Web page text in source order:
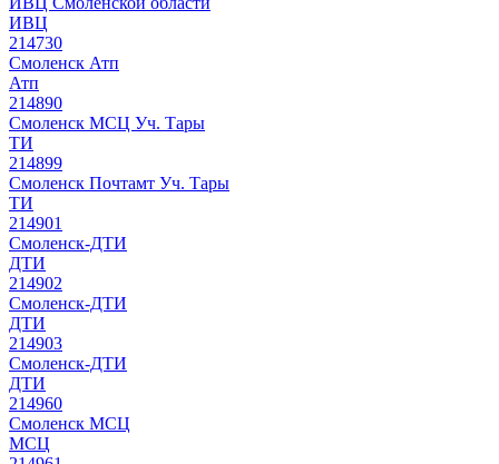
ИВЦ
214730
Смоленск Атп
Атп
214890
Смоленск МСЦ Уч. Тары
ТИ
214899
Смоленск Почтамт Уч. Тары
ТИ
214901
Смоленск-ДТИ
ДТИ
214902
Смоленск-ДТИ
ДТИ
214903
Смоленск-ДТИ
ДТИ
214960
Смоленск МСЦ
МСЦ